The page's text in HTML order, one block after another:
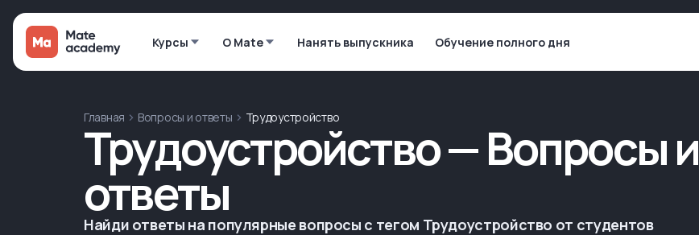
Курсы О Mate Нанять выпускника Обучение полного дня
Главная Вопросы и ответы Трудоустройство
Трудоустройство — Вопросы и
ответы
Найди ответы на популярные вопросы с тегом Трудоустройство от студентов